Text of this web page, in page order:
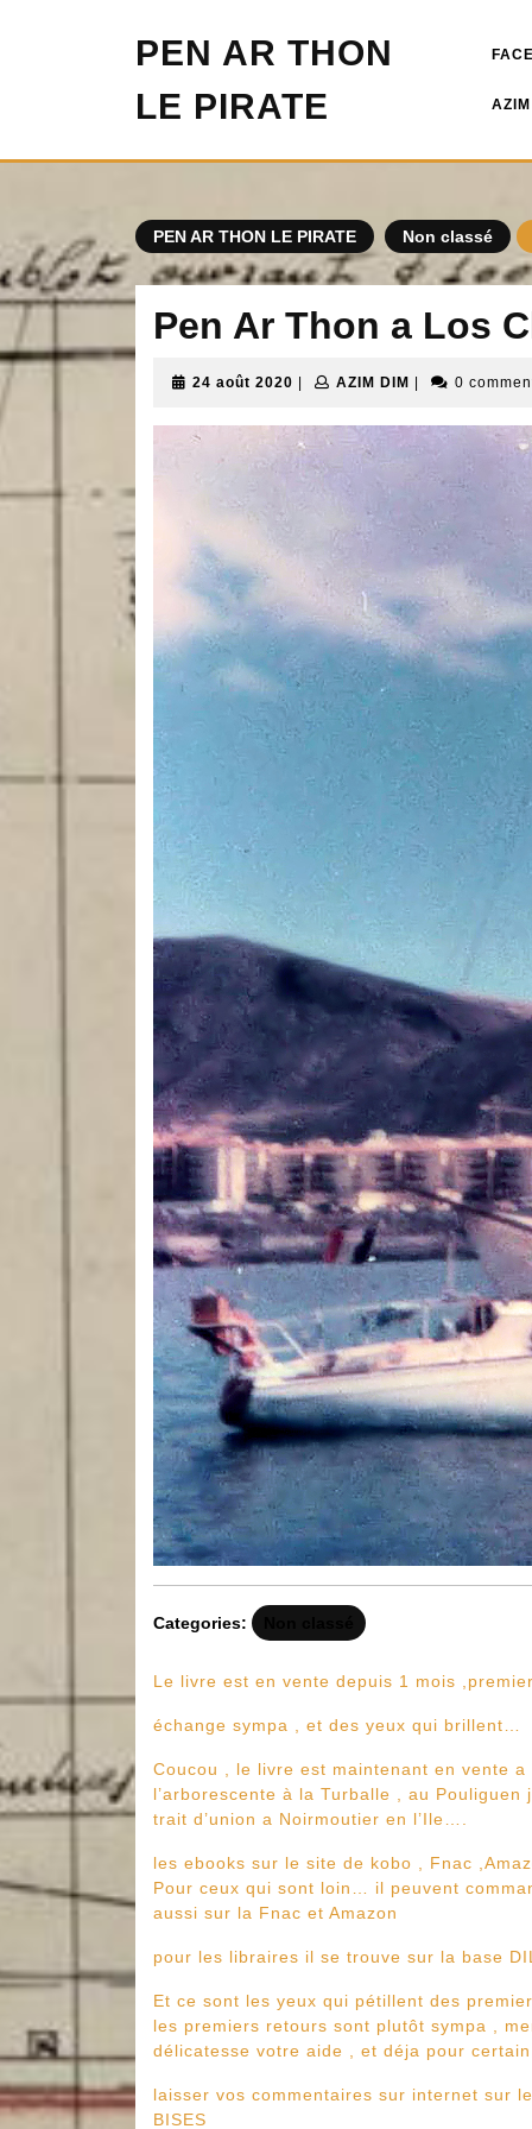
PEN AR THON
LE PIRATE
AZIM
PEN AR THON LE PIRATE Non classé
Pen Ar Thon a Los
24 août 2020 24
2020
AZIM DIM AZIM 0
Categories:
Le livre est en vente depuis 1 mois
échange sympa , et des yeux qui brillent…
Coucou , le livre est maintenant en vente
l’arborescente à la Turballe , au
trait d’union a Noirmoutier en l’Ile….
les ebooks sur le site de kobo , Fnac
Pour ceux qui sont loin… il peuvent
aussi sur la Fnac et Amazon
pour les libraires il se trouve sur la base
Et ce sont les yeux qui pétillent des
les premiers retours sont plutôt sympa ,
délicatesse votre aide , et déja pour
laisser vos commentaires sur internet sur
BISES